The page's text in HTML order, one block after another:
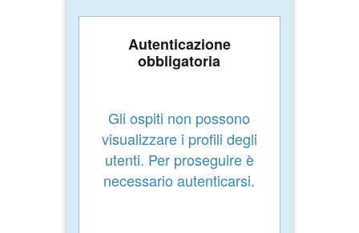
Autenticazione
obbligatoria
Gli ospiti non possono
visualizzare i profili degli
utenti. Per proseguire è
necessario autenticarsi.